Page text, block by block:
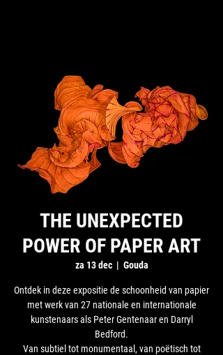
THE UNEXPECTED
POWER OF PAPER ART
za 13 dec
  |
Gouda
Ontdek in deze expositie de schoonheid van papier
met werk van 27 nationale en internationale
kunstenaars als Peter Gentenaar en Darryl
Bedford.
Van subtiel tot monumentaal, van poëtisch tot